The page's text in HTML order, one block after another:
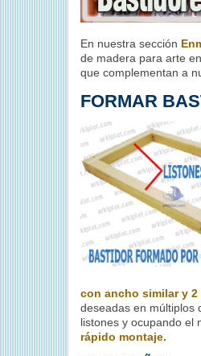
En nuestra sección
de madera para arte
que complementan a
FORMAR
con ancho similar y
deseadas en múltiplos
listones y ocupando el
rápido montaje.